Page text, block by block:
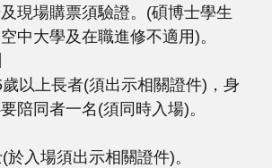
現場購票須驗證。(碩博士學生
中大學及在職進修不適用)。
以上長者(須出示相關證件)，身
陪同者一名(須同時入場)。
入場須出示相關證件)。